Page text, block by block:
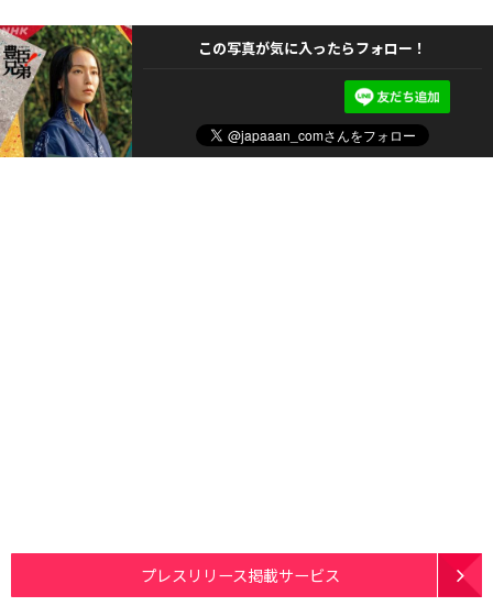
この写真が気に入ったらフォロー！
プレスリリース掲載サービス